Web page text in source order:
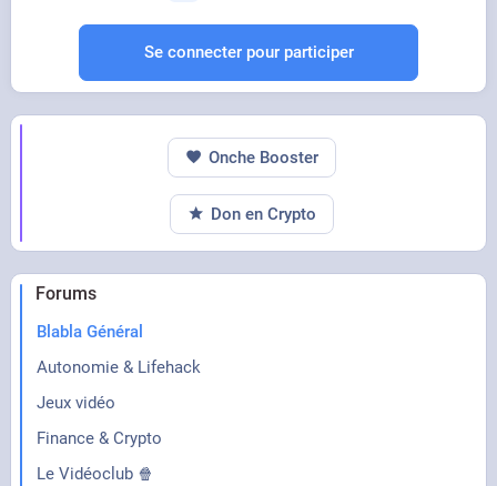
Se connecter pour participer
Forums
Blabla Général
Autonomie & Lifehack
Jeux vidéo
Finance & Crypto
Le Vidéoclub 🍿
Onche Booster
Don en Crypto